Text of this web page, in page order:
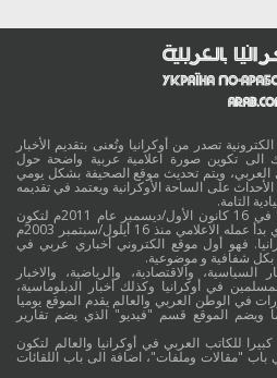
تصدر من أوكرانيا وتُعنى بتقديم الأخبار
الى تكوين صورة اعلامية عربية واضحة حول
العربي، ويتم تحديث موقع الصحيفة بشكل يومي
على الساحة الأوكرانية ويعتمد في تقديمه
التامة.
وقد جائت انطلاقة "أوكرانيا بالعربية" في 16 كانون الأول/ديسمبر عام 2011م لتكون
امتدادا للموقع العربي الاوكراني والذي بدأ عمله الاعلامي منذ 16 أيلول/سبتمبر 2003م
فهو أول موقع الكتروني أخباري عربي في
بكل شفافية و موضوعية.
والاقتصادية، والرياضية، والاخبار
في أوكرانيا وكذلك أخبار الدبلوماسية،
في الوطن العربي والعالم يقدم الموقع يوميا
ويضم الموقع قسم "فيديو" الذي يضم تقارير
كبيرا للكاتب العربي في أوكرانيا والعالم لتكون
باب "مقالات وملفات"، اضافة الى باب اللقائات